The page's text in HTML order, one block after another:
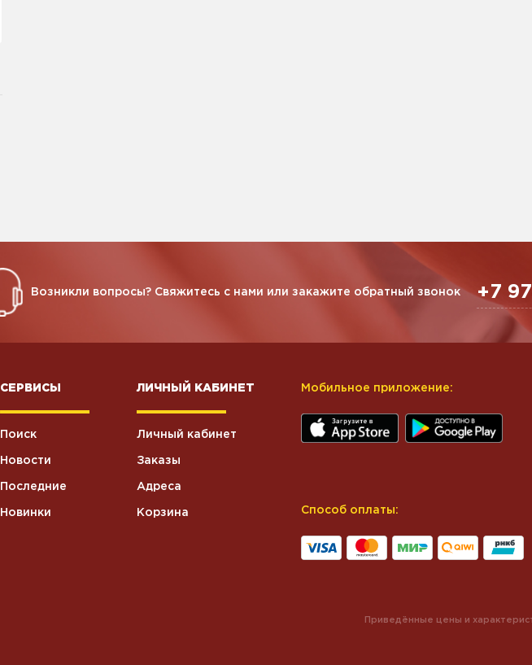
Возникли вопросы? Свяжитесь с нами или закажите обратный звонок +7
СЕРВИСЫ
Поиск
Новости
Последние
Новинки
ЛИЧНЫЙ КАБИНЕТ
Личный кабинет
Заказы
Адреса
Корзина
Мобильное приложение:
Способ оплаты:
Приведённые цены и